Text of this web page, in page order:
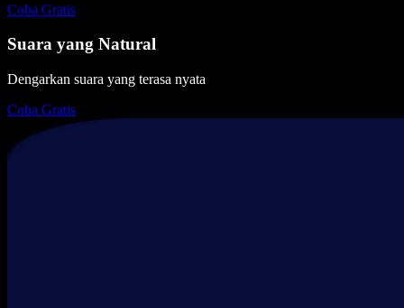
Coba Gratis
Suara yang Natural
Dengarkan suara yang terasa nyata
Coba Gratis